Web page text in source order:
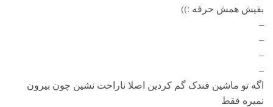
بقیش همش حرفه :))
–
–
–
–
اگه تو ماشین فندک گم کردین اصلا ناراحت نشین چون بیرون
نمیره فقط